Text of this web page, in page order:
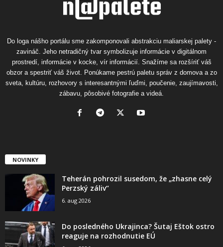
Do loga nášho portálu sme zakomponovali abstrakciu maliarskej palety -
zavináč. Jeho netradičný tvar symbolizuje informácie v digitálnom
prostredí, informácie v kocke, vír informácií. Snažíme sa rozšíriť váš
obzor a spestriť váš život. Ponúkame pestrú paletu správ z domova a zo
sveta, kultúru, rozhovory s interesantnými ľuďmi, poučenie, zaujímavosti,
zábavu, pôsobivé fotografie a videá.
NOVINKY
Teherán pohrozil susedom, že „zhasne celý
Perzský záliv“
6. aug 2026
Do posledného Ukrajinca? Šutaj Eštok ostro
reaguje na rozhodnutie EÚ